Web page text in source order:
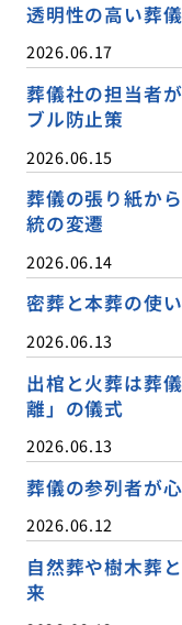
透明性の高い葬
2026.06.17
葬儀社の担当者
ブル防止策
2026.06.15
葬儀の張り紙か
統の変遷
2026.06.14
密葬と本葬の使
2026.06.13
出棺と火葬は葬
離」の儀式
2026.06.13
葬儀の参列者が
2026.06.12
自然葬や樹木葬
来